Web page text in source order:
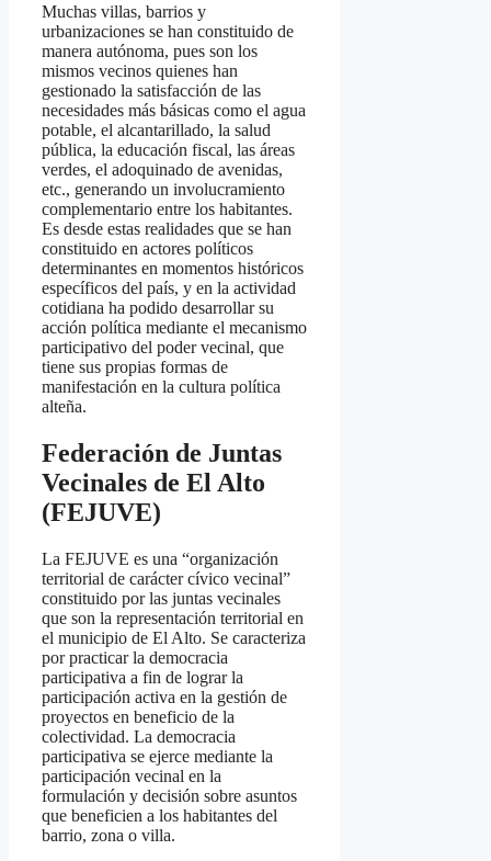
Muchas villas, barrios y
urbanizaciones se han constituido de
manera autónoma, pues son los
mismos vecinos quienes han
gestionado la satisfacción de las
necesidades más básicas como el agua
potable, el alcantarillado, la salud
pública, la educación fiscal, las áreas
verdes, el adoquinado de avenidas,
etc., generando un involucramiento
complementario entre los habitantes.
Es desde estas realidades que se han
constituido en actores políticos
determinantes en momentos históricos
específicos del país, y en la actividad
cotidiana ha podido desarrollar su
acción política mediante el mecanismo
participativo del poder vecinal, que
tiene sus propias formas de
manifestación en la cultura política
alteña.
Federación de Juntas
Vecinales de El Alto
(FEJUVE)
La FEJUVE es una “organización
territorial de carácter cívico vecinal”
constituido por las juntas vecinales
que son la representación territorial en
el municipio de El Alto. Se caracteriza
por practicar la democracia
participativa a fin de lograr la
participación activa en la gestión de
proyectos en beneficio de la
colectividad. La democracia
participativa se ejerce mediante la
participación vecinal en la
formulación y decisión sobre asuntos
que beneficien a los habitantes del
barrio, zona o villa.